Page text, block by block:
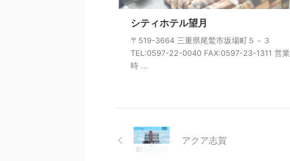
シティホテル望月
〒519-3664 三重県尾鷲市坂場町５－３
TEL:0597-22-0040 FAX:0597-23-1311 営業
時 ...
アクア志賀